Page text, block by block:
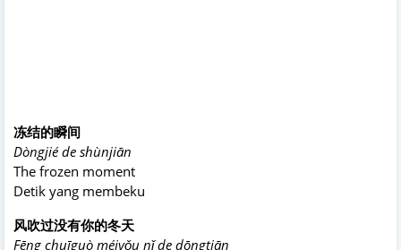
冻结的瞬间
Dòngjié de shùnjiān
The frozen moment
Detik yang membeku
风吹过没有你的冬天
Fēng chuīguò méiyǒu nǐ de dōngtiān